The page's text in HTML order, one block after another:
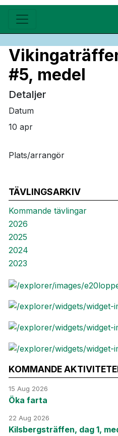
TÄVLINGSARKIV
Kommande tävlingar
2026
2025
2024
2023
#5, medel
Detaljer
Datum
10 apr
Plats/arrangör
KOMMANDE
15 Aug 2026
Öka farta
22 Aug 2026
Kilsbergsträffen, dag 1,